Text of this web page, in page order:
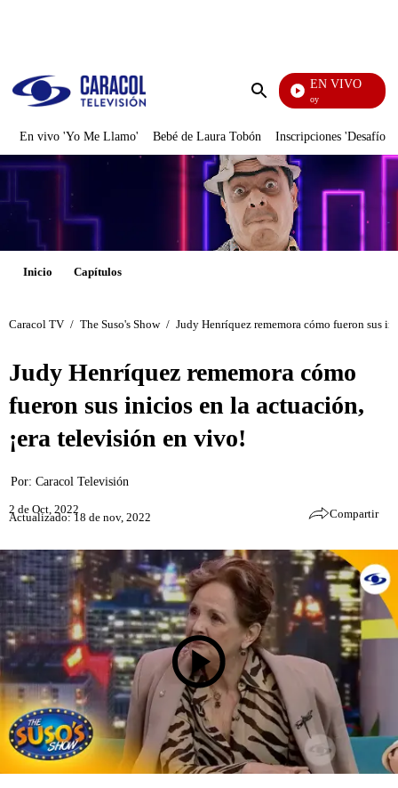
Enviar
EN VIVO
La Finca De Hoy
En vivo 'Yo Me Llamo' Bebé de Laura Tobón Inscripciones 'Desafío'
Inicio Capítulos
Caracol TV / The Suso's Show / Judy Henríquez rememora cómo fueron sus
Judy Henríquez rememora cómo
fueron sus inicios en la actuación,
¡era televisión en vivo!
Por: Caracol Televisión
2 de Oct, 2022
Actualizado: 18 de nov, 2022 Compartir